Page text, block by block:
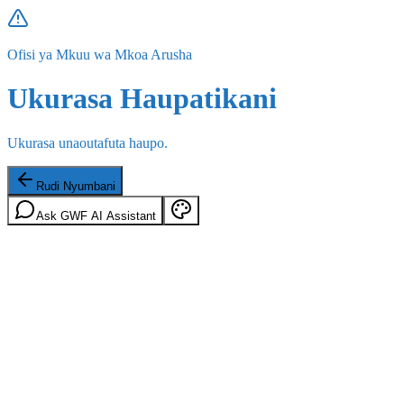
Ofisi ya Mkuu wa Mkoa Arusha
Ukurasa Haupatikani
Ukurasa unaoutafuta haupo.
Rudi Nyumbani
Ask GWF AI Assistant